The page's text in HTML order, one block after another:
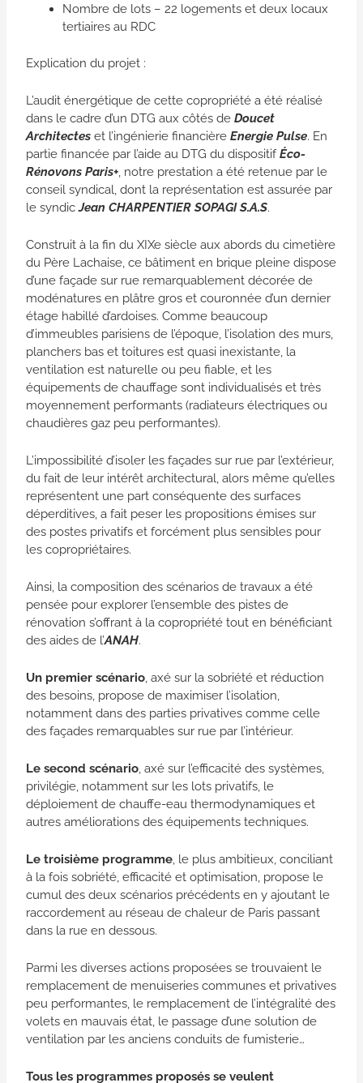
Nombre de lots – 22 logements et deux locaux
tertiaires au RDC
Explication du projet :
L’audit énergétique de cette copropriété a été réalisé
dans le cadre d’un DTG aux côtés de Doucet
Architectes et l’ingénierie financière Energie Pulse. En
partie financée par l’aide au DTG du dispositifÉco-
Rénovons Paris+, notre prestation a été retenue par le
conseil syndical, dont la représentation est assurée par
le syndicJean CHARPENTIER SOPAGI S.A.S.
Construit à la fin du XIXe siècle aux abords du cimetière
du Père Lachaise, ce bâtiment en brique pleine dispose
d’une façade sur rue remarquablement décorée de
modénatures en plâtre gros et couronnée d’un dernier
étage habillé d’ardoises. Comme beaucoup
d’immeubles parisiens de l’époque, l’isolation des murs,
planchers bas et toitures est quasi inexistante, la
ventilation est naturelle ou peu fiable, et les
équipements de chauffage sont individualisés et très
moyennement performants (radiateurs électriques ou
chaudières gaz peu performantes).
L’impossibilité d’isoler les façades sur rue par l’extérieur,
du fait de leur intérêt architectural, alors même qu’elles
représentent une part conséquente des surfaces
déperditives, a fait peser les propositions émises sur
des postes privatifs et forcément plus sensibles pour
les copropriétaires.
Ainsi, la composition des scénarios de travaux a été
pensée pour explorer l’ensemble des pistes de
rénovation s’offrant à la copropriété tout en bénéficiant
des aides de l’ANAH.
Un premier scénario, axé sur la sobriété et réduction
des besoins, propose de maximiser l’isolation,
notamment dans des parties privatives comme celle
des façades remarquables sur rue par l’intérieur.
Le second scénario, axé sur l’efficacité des systèmes,
privilégie, notamment sur les lots privatifs, le
déploiement de chauffe-eau thermodynamiques et
autres améliorations des équipements techniques.
Le troisième programme, le plus ambitieux, conciliant
à la fois sobriété, efficacité et optimisation, propose le
cumul des deux scénarios précédents en y ajoutant le
raccordement au réseau de chaleur de Paris passant
dans la rue en dessous.
Parmi les diverses actions proposées se trouvaient le
remplacement de menuiseries communes et privatives
peu performantes, le remplacement de l’intégralité des
volets en mauvais état, le passage d’une solution de
ventilation par les anciens conduits de fumisterie…
Tous les programmes proposés se veulent